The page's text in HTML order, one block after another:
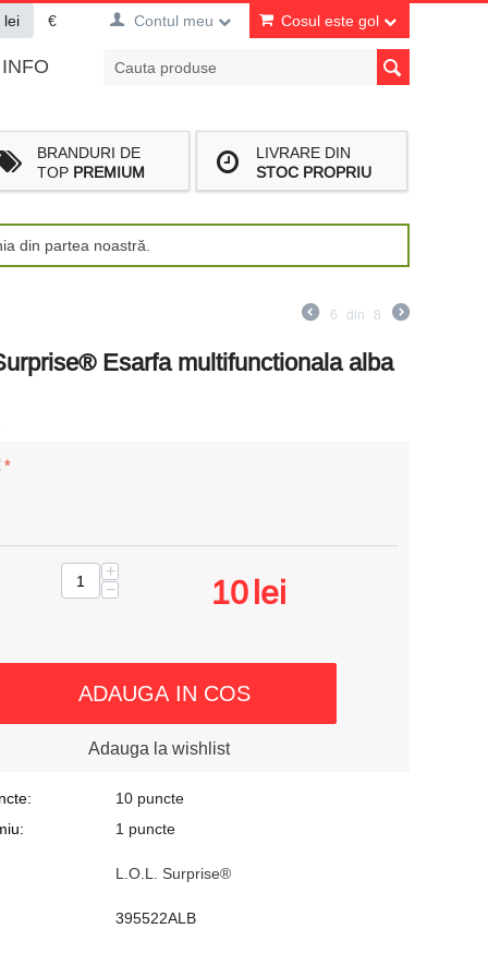
Cosul este gol
Contul meu
lei €
INFO
BRANDURI DE
TOP PREMIUM
LIVRARE DIN
STOC PROPRIU
din partea noastră.
6 din 8
Esarfa multifunctionala alba
+
−
10 lei
ADAUGA IN COS
Adauga la wishlist
10 puncte
1 puncte
L.O.L. Surprise®
395522ALB